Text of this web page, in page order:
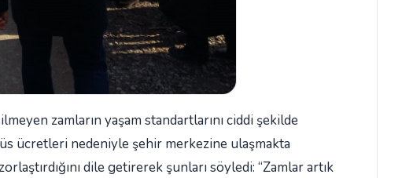
zamların yaşam standartlarını ciddi şekilde
ücretleri nedeniyle şehir merkezine ulaşmakta
dile getirerek şunları söyledi: “Zamlar artık